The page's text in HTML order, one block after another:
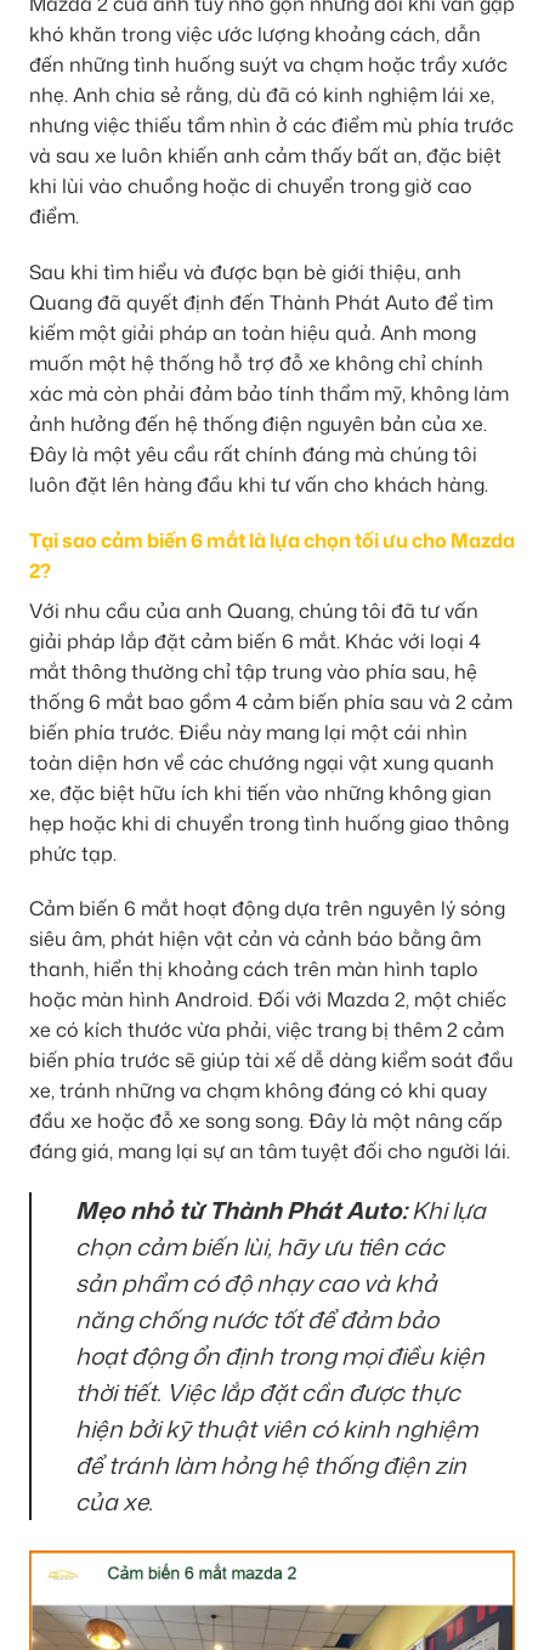
khó khăn trong việc ước lượng khoảng cách, dẫn
đến những tình huống suýt va chạm hoặc trầy xước
nhẹ. Anh chia sẻ rằng, dù đã có kinh nghiệm lái xe,
nhưng việc thiếu tầm nhìn ở các điểm mù phía trước
và sau xe luôn khiến anh cảm thấy bất an, đặc biệt
khi lùi vào chuồng hoặc di chuyển trong giờ cao
điểm.
Sau khi tìm hiểu và được bạn bè giới thiệu, anh
Quang đã quyết định đến Thành Phát Auto để tìm
kiếm một giải pháp an toàn hiệu quả. Anh mong
muốn một hệ thống hỗ trợ đỗ xe không chỉ chính
xác mà còn phải đảm bảo tính thẩm mỹ, không làm
ảnh hưởng đến hệ thống điện nguyên bản của xe.
Đây là một yêu cầu rất chính đáng mà chúng tôi
luôn đặt lên hàng đầu khi tư vấn cho khách hàng.
Tại sao cảm biến 6 mắt là lựa chọn tối ưu cho Mazda
2?
Với nhu cầu của anh Quang, chúng tôi đã tư vấn
giải pháp lắp đặt cảm biến 6 mắt. Khác với loại 4
mắt thông thường chỉ tập trung vào phía sau, hệ
thống 6 mắt bao gồm 4 cảm biến phía sau và 2 cảm
biến phía trước. Điều này mang lại một cái nhìn
toàn diện hơn về các chướng ngại vật xung quanh
xe, đặc biệt hữu ích khi tiến vào những không gian
hẹp hoặc khi di chuyển trong tình huống giao thông
phức tạp.
Cảm biến 6 mắt hoạt động dựa trên nguyên lý sóng
siêu âm, phát hiện vật cản và cảnh báo bằng âm
thanh, hiển thị khoảng cách trên màn hình taplo
hoặc màn hình Android. Đối với Mazda 2, một chiếc
xe có kích thước vừa phải, việc trang bị thêm 2 cảm
biến phía trước sẽ giúp tài xế dễ dàng kiểm soát đầu
xe, tránh những va chạm không đáng có khi quay
đầu xe hoặc đỗ xe song song. Đây là một nâng cấp
đáng giá, mang lại sự an tâm tuyệt đối cho người lái.
Mẹo nhỏ từ Thành Phát Auto:Khi lựa
chọn cảm biến lùi, hãy ưu tiên các
sản phẩm có độ nhạy cao và khả
năng chống nước tốt để đảm bảo
hoạt động ổn định trong mọi điều kiện
thời tiết. Việc lắp đặt cần được thực
hiện bởi kỹ thuật viên có kinh nghiệm
để tránh làm hỏng hệ thống điện zin
của xe.